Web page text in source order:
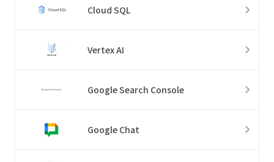
Cloud SQL
Vertex AI
Google Search Console
Google Chat